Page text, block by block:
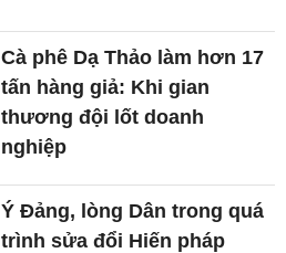
Cà phê Dạ Thảo làm hơn 17
tấn hàng giả: Khi gian
thương đội lốt doanh
nghiệp
Ý Đảng, lòng Dân trong quá
trình sửa đổi Hiến pháp